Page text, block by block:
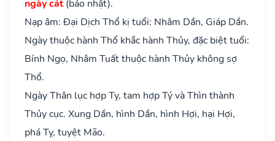
ngày cát(bảo nhật).
Nạp âm: Đại Dịch Thổ kị tuổi: Nhâm Dần, Giáp Dần.
Ngày thuộc hành Thổ khắc hành Thủy, đặc biệt tuổi:
Bính Ngọ, Nhâm Tuất thuộc hành Thủy không sợ
Thổ.
Ngày Thân lục hợp Tỵ, tam hợp Tý và Thìn thành
Thủy cục. Xung Dần, hình Dần, hình Hợi, hại Hợi,
phá Tỵ, tuyệt Mão.